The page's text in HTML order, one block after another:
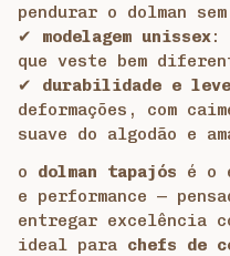
pendurar o dolman
✔ modelagem unissex:
que veste bem
✔ durabilidade e
deformações, com
suave do algodão e
o dolman tapajós é o
e performance —
entregar excelência
ideal para chefs de